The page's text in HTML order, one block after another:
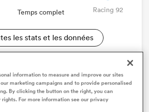
Temps complet Racing 92
les stats et les données
information to measure and improve our sites
marketing campaigns and to provide personalised
By clicking the button on the right, you can
For more information see our privacy